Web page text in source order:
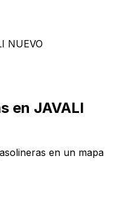
NUEVO
en JAVALI
en un mapa